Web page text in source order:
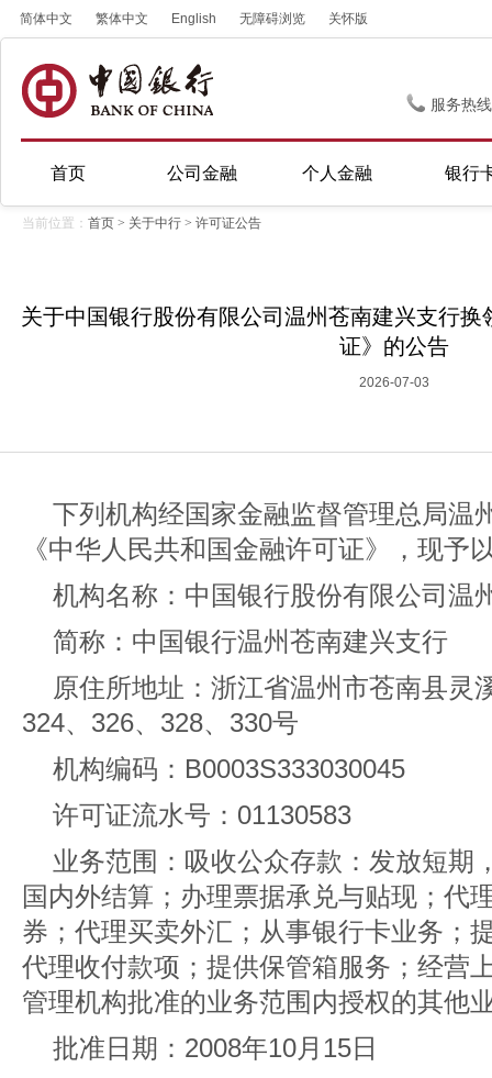
简体中文 繁体中文 English 无障碍浏览 关怀版
服务热
首页 公司金融 个人金融 银行
当前位置： 首页 > 关于中行 > 许可证公告
关于中国银行股份有限公司温州苍南建兴支行
证》的公告
2026-07-03
下列机构经国家金融监督管理总局温
《中华人民共和国金融许可证》，现予
机构名称：中国银行股份有限公司温
简称：中国银行温州苍南建兴支行
原住所地址：浙江省温州市苍南县灵
324、326、328、330号
机构编码：B0003S333030045
许可证流水号：01130583
业务范围：吸收公众存款：发放短期
国内外结算；办理票据承兑与贴现；代
券；代理买卖外汇；从事银行卡业务；
代理收付款项；提供保管箱服务；经营
管理机构批准的业务范围内授权的其他
批准日期：2008年10月15日